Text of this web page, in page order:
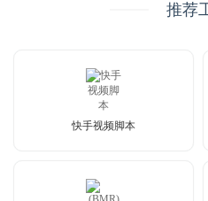
推荐
快手视频脚本